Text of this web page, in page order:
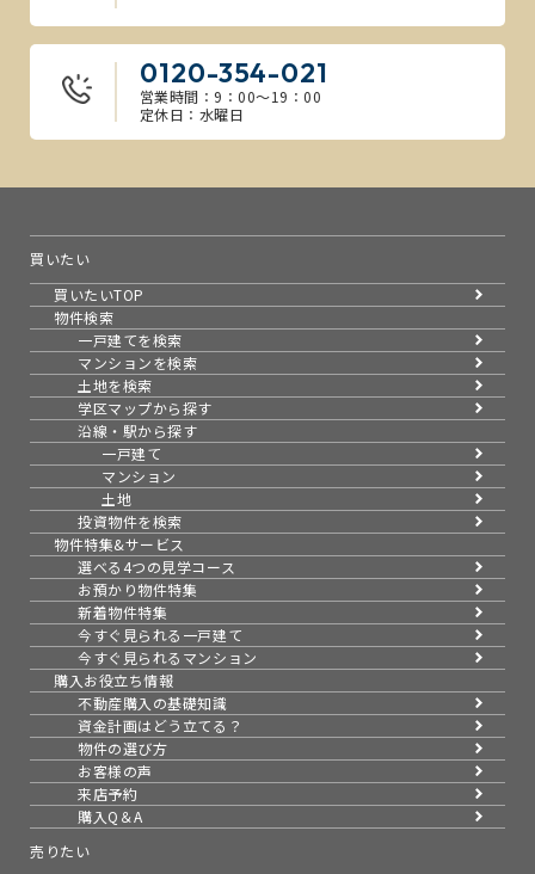
0120-354-021
営業時間：9：00～19：00
定休日：水曜日
買いたい
買いたいTOP
物件検索
一戸建てを検索
マンションを検索
土地を検索
学区マップから探す
沿線・駅から探す
一戸建て
マンション
土地
投資物件を検索
物件特集&サービス
選べる4つの見学コース
お預かり物件特集
新着物件特集
今すぐ見られる一戸建て
今すぐ見られるマンション
購入お役立ち情報
不動産購入の基礎知識
資金計画はどう立てる？
物件の選び方
お客様の声
来店予約
購入Q＆A
売りたい